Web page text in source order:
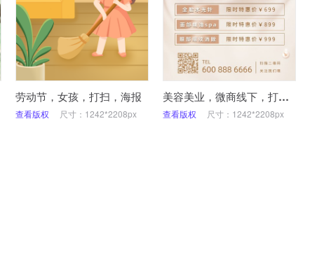
劳动节，女孩，打扫，海报
查看版权 尺寸：1242*2208px
美容美业，微商线下，打折优惠促销，手机海报
查看版权 尺寸：1242*2208px